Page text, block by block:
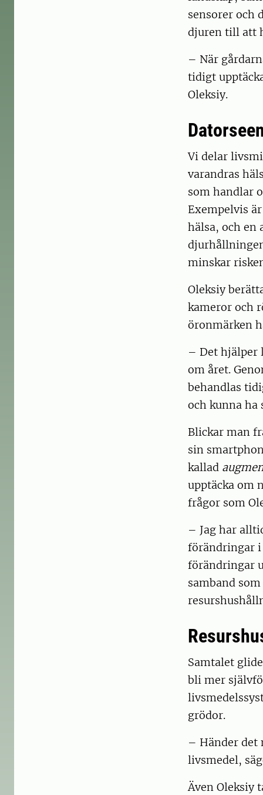
sensorer och
djuren till att
– När
tidigt
Oleksiy.
Vi delar
varandras
som handlar
Exempelvis
hälsa, och en
minskar
­Oleksiy
kameror och
öronmärken
– Det hjälper
om året.
behandlas
och kunna ha
Blickar man
sin
kallad
upptäcka om
frågor som
– Jag har
förändringar i
förändringar
samband
Samtalet
bli mer
grödor.
– Händer det
livsmedel,
Även Oleksiy